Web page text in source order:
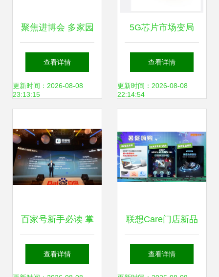
聚焦进博会 多家园
企携领先方案亮
相，天玩科技彰
音
查看详情
更新时间：2026-08-08
23:13:15
5G芯片市场变局
高通降价求存，联
发科与华为能否乘
查看详情
更新时间：2026-08-08
22:14:54
百家号新手必读 掌
握这些技巧，快速
查看详情
联想Care门店新品
上市，贴心服务助
查看详情